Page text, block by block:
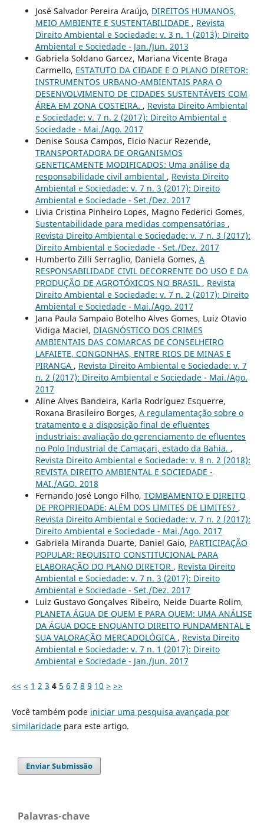
José Salvador Pereira Araújo, DIREITOS HUMANOS,
MEIO AMBIENTE E SUSTENTABILIDADE , Revista
Direito Ambiental e Sociedade: v. 3 n. 1 (2013): Direito
Ambiental e Sociedade - Jan./Jun. 2013
Gabriela Soldano Garcez, Mariana Vicente Braga
Carmello, ESTATUTO DA CIDADE E O PLANO DIRETOR:
INSTRUMENTOS URBANO-AMBIENTAIS PARA O
DESENVOLVIMENTO DE CIDADES SUSTENTÁVEIS COM
ÁREA EM ZONA COSTEIRA. , Revista Direito Ambiental
e Sociedade: v. 7 n. 2 (2017): Direito Ambiental e
Sociedade - Mai./Ago. 2017
Denise Sousa Campos, Elcio Nacur Rezende,
TRANSPORTADORA DE ORGANISMOS
GENETICAMENTE MODIFICADOS: Uma análise da
responsabilidade civil ambiental , Revista Direito
Ambiental e Sociedade: v. 7 n. 3 (2017): Direito
Ambiental e Sociedade - Set./Dez. 2017
Livia Cristina Pinheiro Lopes, Magno Federici Gomes,
Sustentabilidade para medidas compensatórias ,
Revista Direito Ambiental e Sociedade: v. 7 n. 3 (2017):
Direito Ambiental e Sociedade - Set./Dez. 2017
Humberto Zilli Serraglio, Daniela Gomes, A
RESPONSABILIDADE CIVIL DECORRENTE DO USO E DA
PRODUÇÃO DE AGROTÓXICOS NO BRASIL , Revista
Direito Ambiental e Sociedade: v. 7 n. 2 (2017): Direito
Ambiental e Sociedade - Mai./Ago. 2017
Jana Paula Sampaio Botelho Alves Gomes, Luiz Otavio
Vidiga Maciel, DIAGNÓSTICO DOS CRIMES
AMBIENTAIS DAS COMARCAS DE CONSELHEIRO
LAFAIETE, CONGONHAS, ENTRE RIOS DE MINAS E
PIRANGA , Revista Direito Ambiental e Sociedade: v. 7
n. 2 (2017): Direito Ambiental e Sociedade - Mai./Ago.
2017
Aline Alves Bandeira, Karla Rodríguez Esquerre,
Roxana Brasileiro Borges, A regulamentação sobre o
tratamento e a disposição final de efluentes
industriais: avaliação do gerenciamento de efluentes
no Polo Industrial de Camaçari, estado da Bahia. ,
Revista Direito Ambiental e Sociedade: v. 8 n. 2 (2018):
REVISTA DIREITO AMBIENTAL E SOCIEDADE -
MAI./AGO. 2018
Fernando José Longo Filho, TOMBAMENTO E DIREITO
DE PROPRIEDADE: ALÉM DOS LIMITES DE LIMITES? ,
Revista Direito Ambiental e Sociedade: v. 7 n. 2 (2017):
Direito Ambiental e Sociedade - Mai./Ago. 2017
Gabriela Miranda Duarte, Daniel Gaio, PARTICIPAÇÃO
POPULAR: REQUISITO CONSTITUCIONAL PARA
ELABORAÇÃO DO PLANO DIRETOR , Revista Direito
Ambiental e Sociedade: v. 7 n. 3 (2017): Direito
Ambiental e Sociedade - Set./Dez. 2017
Luiz Gustavo Gonçalves Ribeiro, Neide Duarte Rolim,
PLANETA ÁGUA DE QUEM E PARA QUEM: UMA ANÁLISE
DA ÁGUA DOCE ENQUANTO DIREITO FUNDAMENTAL E
SUA VALORAÇÃO MERCADOLÓGICA , Revista Direito
Ambiental e Sociedade: v. 7 n. 1 (2017): Direito
Ambiental e Sociedade - Jan./Jun. 2017
<< < 1 2 3 4 5 6 7 8 9 10 > >>
Você também pode iniciar uma pesquisa avançada por
similaridadepara este artigo.
Enviar Submissão
Palavras-chave